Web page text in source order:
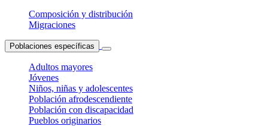
Composición y distribución
Migraciones
Poblaciones específicas
Adultos mayores
Jóvenes
Niños, niñas y adolescentes
Población afrodescendiente
Población con discapacidad
Pueblos originarios